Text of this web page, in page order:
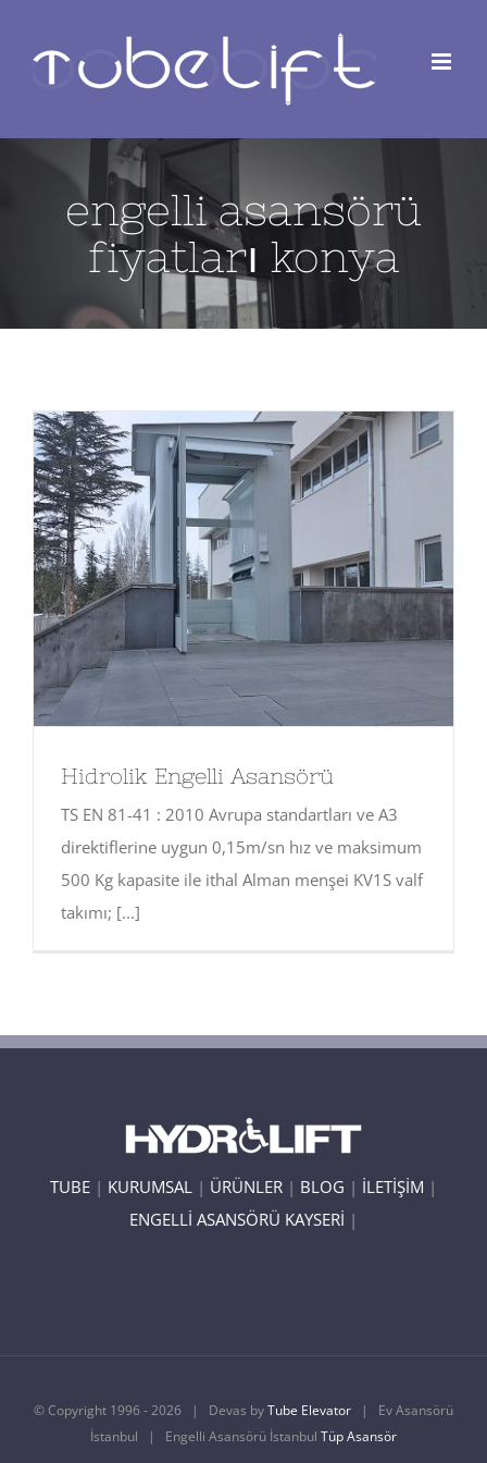
content
engelli asansörü
fiyatları konya
Hidrolik Engelli Asansörü
TS EN 81-41 : 2010 Avrupa standartları ve A3
direktiflerine uygun 0,15m/sn hız ve maksimum
500 Kg kapasite ile ithal Alman menşei KV1S valf
takımı; [...]
TUBE | KURUMSAL | ÜRÜNLER | BLOG | İLETİŞİM |
ENGELLİ ASANSÖRÜ KAYSERİ |
© Copyright 1996 -2026 | Devas byTube Elevator | Ev Asansörü
İstanbul | Engelli Asansörü İstanbul Tüp Asansör